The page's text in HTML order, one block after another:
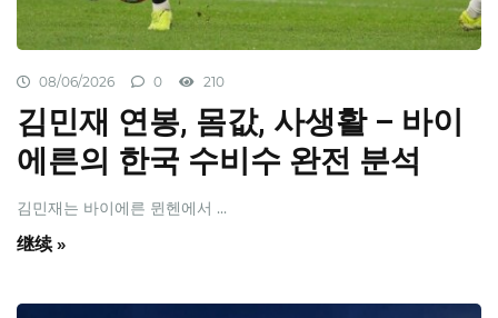
08/06/2026 0 210
김민재 연봉, 몸값, 사생활 – 바이
에른의 한국 수비수 완전 분석
김민재는 바이에른 뮌헨에서 ...
继续 »